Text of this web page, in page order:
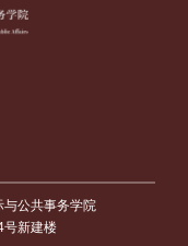
与公共事务学院
号新建楼